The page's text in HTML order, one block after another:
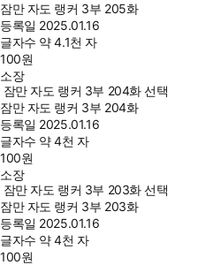
잠만 자도 랭커 3부 205화
등록일 2025.01.16
글자수 약 4.1천 자
100원
소장
잠만 자도 랭커 3부 204화 선택
잠만 자도 랭커 3부 204화
등록일 2025.01.16
글자수 약 4천 자
100원
소장
잠만 자도 랭커 3부 203화 선택
잠만 자도 랭커 3부 203화
등록일 2025.01.16
글자수 약 4천 자
100원